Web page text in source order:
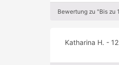
Bewertung zu "Bis zu
Katharina H. -